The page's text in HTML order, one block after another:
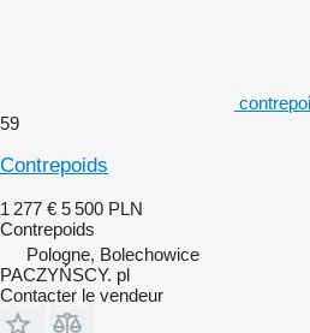
59
Contrepoids
1 277 € 5 500 PLN
Contrepoids
Pologne, Bolechowice
PACZYŃSCY. pl
Contacter le vendeur